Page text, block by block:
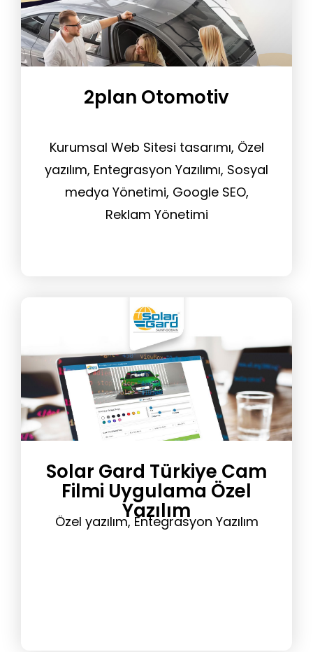
2plan Otomotiv
Kurumsal Web Sitesi tasarımı, Özel
yazılım, Entegrasyon Yazılımı, Sosyal
medya Yönetimi, Google SEO,
Reklam Yönetimi
Solar Gard Türkiye Cam
Filmi Uygulama Özel
Yazılım
Özel yazılım, Entegrasyon Yazılım